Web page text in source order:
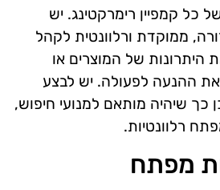
כל קמפיין רימרקטינג. יש
ממוקדת ורלוונטית לקהל
היתרונות של המוצרים או
את ההנעה לפעולה. יש לבצע
כך שיהיה מותאם למנועי חיפוש,
רלוונטיות.
מפתח